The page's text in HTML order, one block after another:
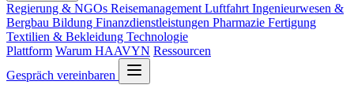
Regierung & NGOs Reisemanagement Luftfahrt Ingenieurwesen &
Bergbau Bildung Finanzdienstleistungen Pharmazie Fertigung
Textilien & Bekleidung Technologie
Plattform Warum HAAVYN Ressourcen
Gespräch vereinbaren